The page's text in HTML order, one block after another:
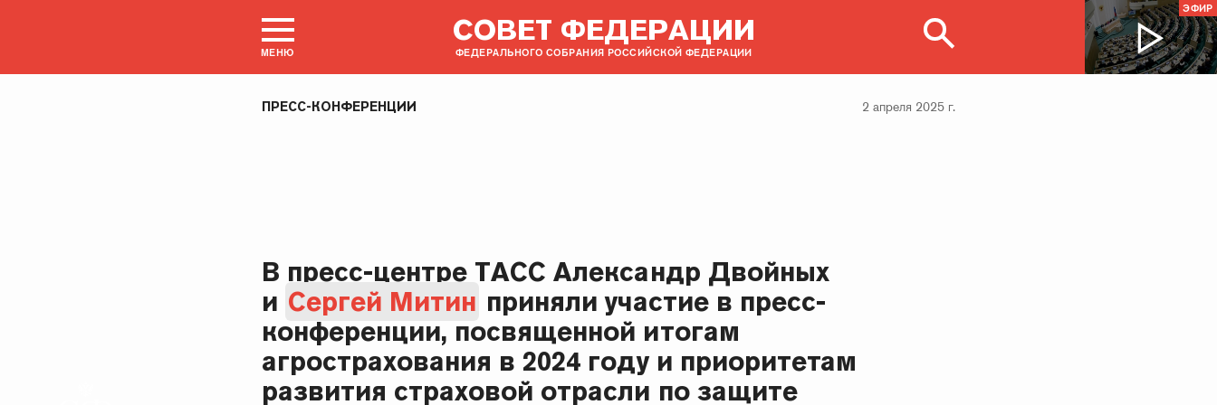
МЕНЮ
СОВЕТ ФЕДЕРАЦИИ
ФЕДЕРАЛЬНОГО СОБРАНИЯ РОССИЙСКОЙ ФЕДЕРАЦИИ
ЭФИР
ПРЕСС-КОНФЕРЕНЦИИ
В пресс-центре ТАСС Александр Двойных
и Сергей Митин приняли участие в пресс-
конференции, посвященной итогам
агрострахования в 2024 году и приоритетам
развития страховой отрасли по защите
2 апреля 2025 г.